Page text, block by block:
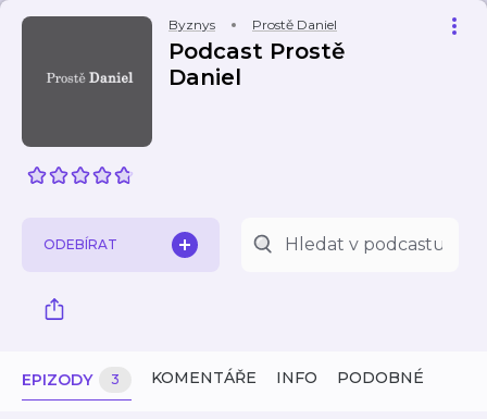
Byznys Prostě Daniel
Podcast Prostě
Daniel
ODEBÍRAT
EPIZODY 3 KOMENTÁŘE INFO PODOBNÉ